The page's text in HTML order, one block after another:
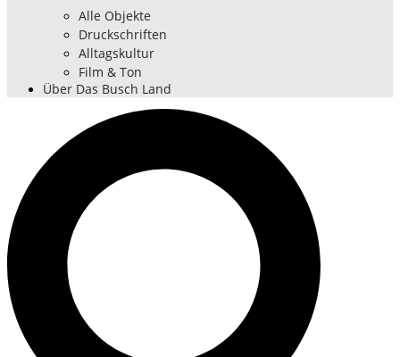
Alle Objekte
Druckschriften
Alltagskultur
Film & Ton
Über Das Busch Land